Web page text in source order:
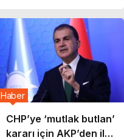
vermeli’
CHP’ye ‘mutlak butlan’
kararı için AKP’den ilk
Haber